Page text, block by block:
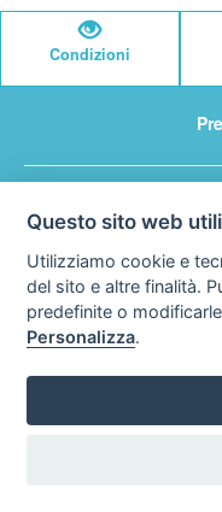
Condizioni
Copyright ©
via A. Costa
Questo sito web
Utilizziamo cookie e
del sito e altre finalità.
predefinite o
Personalizza.